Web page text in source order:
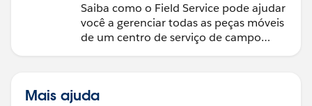
Saiba como o Field Service pode ajudar
você a gerenciar todas as peças móveis
de um centro de serviço de campo
bem sucedido.
Mais ajuda